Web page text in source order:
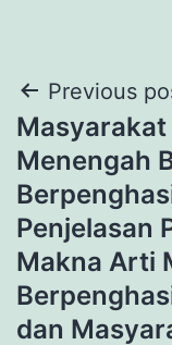
Post
Previous
Menengah
Penjelasan
Makna Arti
dan